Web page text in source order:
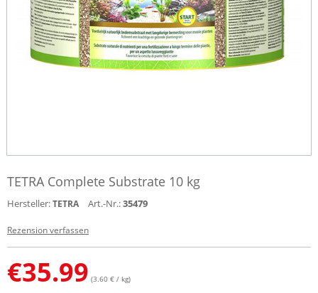
TETRA Complete Substrate 10 kg
Hersteller:TETRA Art.-Nr.:35479
Rezension verfassen
€35.99 (3.60 € / kg)